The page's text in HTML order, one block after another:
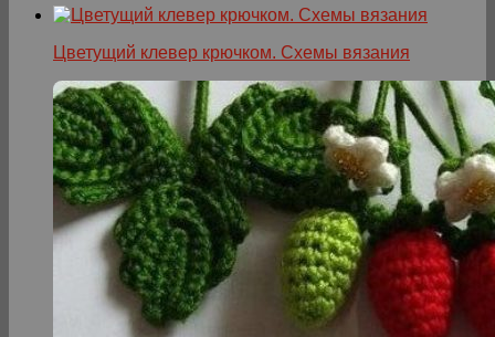
Цветущий клевер крючком. Схемы вязания